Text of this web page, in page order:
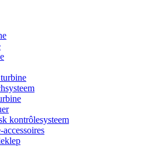
kontrôlesysteem